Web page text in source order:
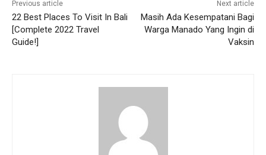
Previous article
22 Best Places To Visit In Bali
[Complete 2022 Travel
Guide!]
Next article
Masih Ada Kesempatani Bagi
Warga Manado Yang Ingin di
Vaksin